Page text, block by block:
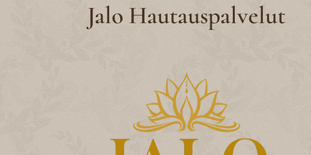
Jalo Hautauspalvelut